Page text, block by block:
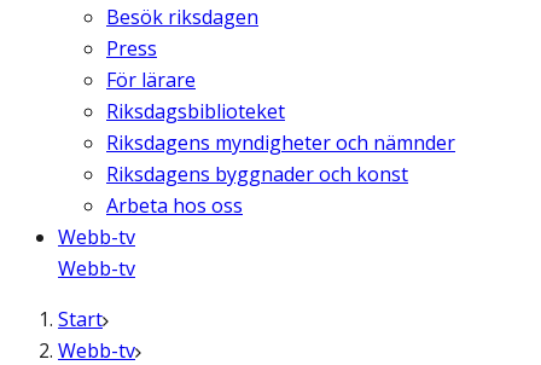
Besök riksdagen
Press
För lärare
Riksdagsbiblioteket
Riksdagens myndigheter och nämnder
Riksdagens byggnader och konst
Arbeta hos oss
Webb-tv
Webb-tv
Start
Webb-tv